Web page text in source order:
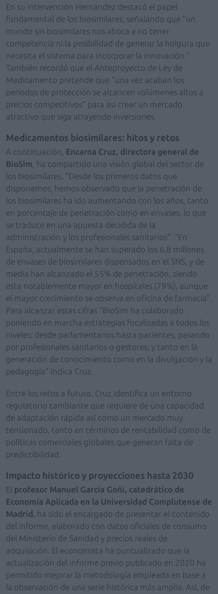
En su intervención Hernández destacó el papel
fundamental de los biosimilares, señalando que “un
mundo sin biosimilares nos aboca a no tener
competencia ni la posibilidad de generar la holgura que
necesita el sistema para incorporar la innovación.”
También recordó que el Anteproyecto de Ley de
Medicamento pretende que “una vez acaban los
periodos de protección se alcancen volúmenes altos a
precios competitivos” para así crear un mercado
atractivo que siga atrayendo inversiones.
Medicamentos biosimilares: hitos y retos
A continuación, Encarna Cruz, directora general de
BioSim
, ha compartido una visión global del sector de
los biosimilares. “Desde los primeros datos que
disponemos, hemos observado que la penetración de
los biosimilares ha ido aumentando con los años, tanto
en porcentaje de penetración como en envases, lo que
se traduce en una apuesta decidida de la
administración y los profesionales sanitarios”. “En
España, actualmente se han superado los 6,8 millones
de envases de biosimilares dispensados en el SNS, y de
media han alcanzado el 55% de penetración, siendo
esta notablemente mayor en hospitales (79%), aunque
el mayor crecimiento se observa en oficina de farmacia”.
Para alcanzar estas cifras “BioSim ha colaborado
poniendo en marcha estrategias focalizadas a todos los
niveles: desde parlamentarios hasta pacientes, pasando
por profesionales sanitarios o gestores; y tanto en la
generación de conocimiento como en la divulgación y la
pedagogía” indica Cruz.
Entre los retos a futuro, Cruz identifica un entorno
regulatorio cambiante que requiere de una capacidad
de adaptación rápida así como un mercado muy
tensionado, tanto en términos de rentabilidad como de
políticas comerciales globales que generan falta de
predictibilidad.
Impacto histórico y proyecciones hasta 2030
El profesor Manuel García Goñi, catedrático de
Economía Aplicada en la Universidad Complutense de
Madrid , ha sido el encargado de presentar el contenido
del informe, elaborado con datos oficiales de consumo
del Ministerio de Sanidad y precios reales de
adquisición. El economista ha puntualizado que la
actualización del informe previo publicado en 2020 ha
permitido mejorar la metodología empleada en base a
la observación de una serie histórica más amplia. Así, de